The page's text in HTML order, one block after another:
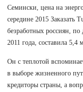
Семински, цена на
середине 2015 Заказать
безработных россиян,
2011 года, составила 5,4
Он с теплотой
в выборе жизненного
кредиторы страны, а